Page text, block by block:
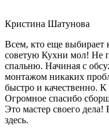
Кристина Шатунова
Всем, кто еще выбирает
советую Кухни мол! Не
спальню. Начиная с
монтажом никаких
быстро и качественно.
Огромное спасибо
Это мастер своего дела!
здесь.